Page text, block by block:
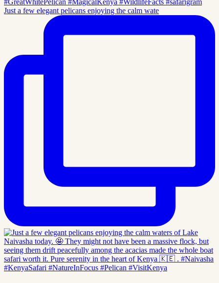
Just a few elegant pelicans enjoying the calm wate